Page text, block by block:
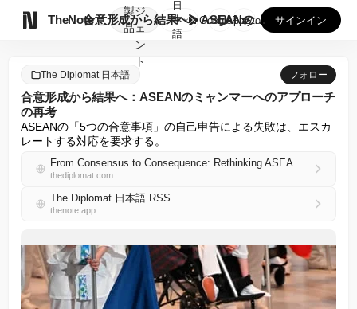
TheNote
製
品
ジ
ェ
ン
ト
合意形成から結果へ：ASEANのミャンマーへのアプローチの再...
日
本
語
GooglePlay
AppStore サインイン
The Diplomat 日本語 フォロー
合意形成から結果へ：ASEANのミャンマーへのアプローチ
の再考
ASEANの「5つの合意事項」の自己申告による失敗は、エスカ
レートする対応を要求する。
From Consensus to Consequence: Rethinking ASEAN’s Myanmar Approach
thediplomat.com
The Diplomat 日本語 RSS
thenote.app